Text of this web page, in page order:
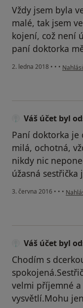
Vždy jsem byla
malé, tak jsem
kojení, což není
paní doktorka
2. ledna 2018 • • • podle
Váš účet byl
Paní doktorka je
milá, ochotná,
nikdy nic
úžasná sestřička
3. června 2016 • • • podle
Váš účet byl
Chodím s
velmi příjemné
vysvětlí.Mohu